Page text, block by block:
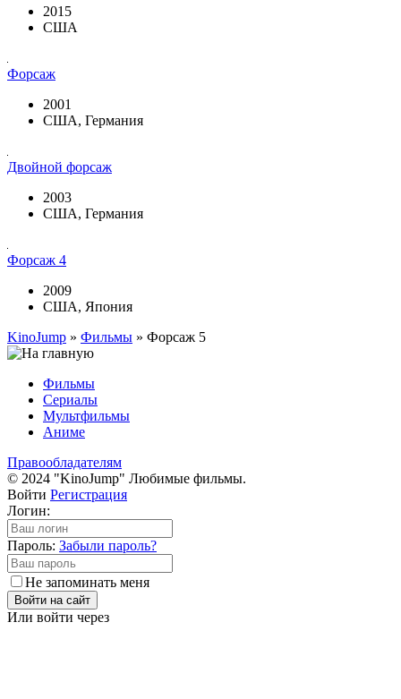
2015
США
Форсаж
2001
США, Германия
Двойной форсаж
2003
США, Германия
Форсаж 4
2009
США, Япония
KinoJump » Фильмы » Форсаж 5
Фильмы
Сериалы
Мультфильмы
Аниме
Правообладателям
© 2024 "KinoJump" Любимые фильмы.
Войти Регистрация
Логин:
Пароль: Забыли пароль?
Не запоминать меня
Войти на сайт
Или войти через